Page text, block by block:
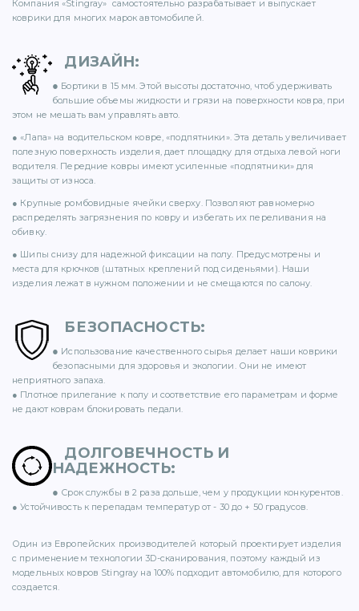
Компания «Stingray» самостоятельно разрабатывает и выпускает
коврики для многих марок автомобилей.
ДИЗАЙН:
● Бортики в 15 мм. Этой высоты достаточно, чтоб удерживать
большие объемы жидкости и грязи на поверхности ковра, при
этом не мешать вам управлять авто.
● «Лапа» на водительском ковре, «подпятники». Эта деталь увеличивает
полезную поверхность изделия, дает площадку для отдыха левой ноги
водителя. Передние ковры имеют усиленные «подпятники» для
защиты от износа.
● Крупные ромбовидные ячейки сверху. Позволяют равномерно
распределять загрязнения по ковру и избегать их переливания на
обивку.
● Шипы снизу для надежной фиксации на полу. Предусмотрены и
места для крючков (штатных креплений под сиденьями). Наши
изделия лежат в нужном положении и не смещаются по салону.
БЕЗОПАСНОСТЬ:
● Использование качественного сырья делает наши коврики
безопасными для здоровья и экологии. Они не имеют
неприятного запаха.
● Плотное прилегание к полу и соответствие его параметрам и форме
не дают коврам блокировать педали.
ДОЛГОВЕЧНОСТЬ И
НАДЕЖНОСТЬ:
● Срок службы в 2 раза дольше, чем у продукции конкурентов.
● Устойчивость к перепадам температур от - 30 до + 50 градусов.
Один из Европейских производителей который проектирует изделия
с применением технологии 3D-сканирования, поэтому каждый из
модельных ковров Stingray на 100% подходит автомобилю, для которого
создается.